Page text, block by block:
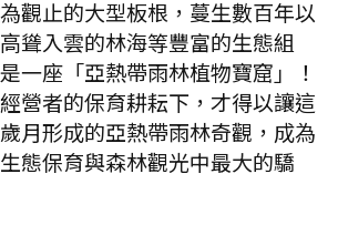
觀止的大型板根，蔓生數百年以
聳入雲的林海等豐富的生態組
一座「亞熱帶雨林植物寶窟」！
營者的保育耕耘下，才得以讓這
月形成的亞熱帶雨林奇觀，成為
態保育與森林觀光中最大的驕